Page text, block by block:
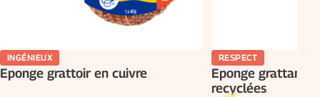
INGÉNIEUX
Eponge grattoir en cuivre
RESPECT
Eponge
recyclées